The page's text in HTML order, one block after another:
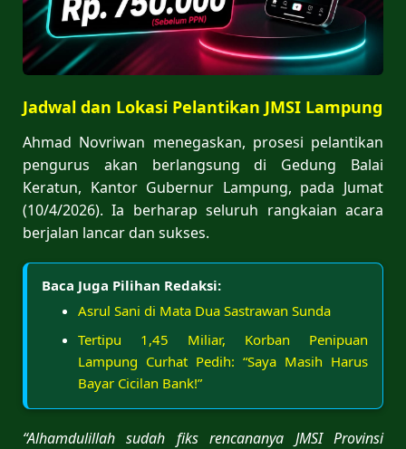
Jadwal dan Lokasi Pelantikan JMSI Lampung
Ahmad Novriwan menegaskan, prosesi pelantikan
pengurus akan berlangsung di Gedung Balai
Keratun, Kantor Gubernur Lampung, pada Jumat
(10/4/2026). Ia berharap seluruh rangkaian acara
berjalan lancar dan sukses.
Baca Juga Pilihan Redaksi:
Asrul Sani di Mata Dua Sastrawan Sunda
Tertipu 1,45 Miliar, Korban Penipuan
Lampung Curhat Pedih: “Saya Masih Harus
Bayar Cicilan Bank!”
“Alhamdulillah sudah fiks rencananya JMSI Provinsi